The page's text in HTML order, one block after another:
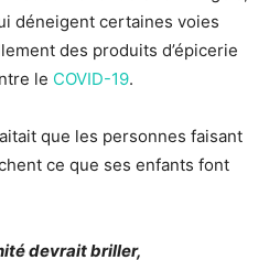
déneigent certaines voies
des produits d’épicerie
le COVID-19.
que les personnes faisant
ce que ses enfants font
devrait briller,